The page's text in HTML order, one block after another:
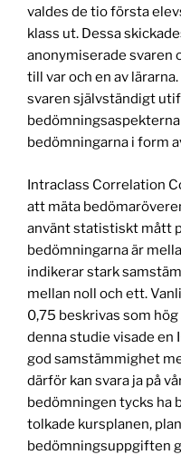
valdes de tio första
klass ut. Dessa
anonymiserade svaren
till var och en av
svaren självständigt
bedömningarna i form
Intraclass Correlation
att mäta
använt statistiskt mått
bedömningarna är
indikerar stark
mellan noll och ett.
0,75 beskrivas som
denna studie visade en
god samstämmighet
därför kan svara ja på
bedömningen tycks ha
tolkade kursplanen,
bedömningsuppgiften